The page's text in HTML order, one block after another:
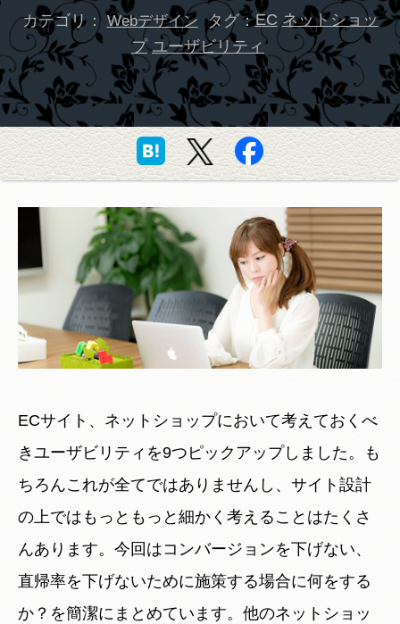
カテゴリ： Webデザイン タグ：EC ネットショッ
プ ユーザビリティ
ECサイト、ネットショップにおいて考えておくべ
きユーザビリティを9つピックアップしました。も
ちろんこれが全てではありませんし、サイト設計
の上ではもっともっと細かく考えることはたくさ
んあります。今回はコンバージョンを下げない、
直帰率を下げないために施策する場合に何をする
か？を簡潔にまとめています。他のネットショッ